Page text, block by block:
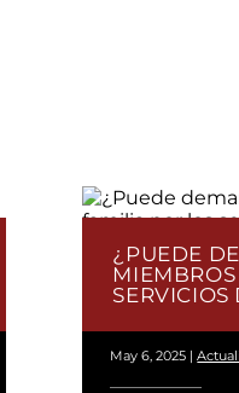
¿PUEDE
May 6, 2025 |